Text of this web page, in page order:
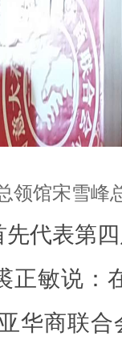
领馆宋雪峰
代表第四
正敏说：
华商联